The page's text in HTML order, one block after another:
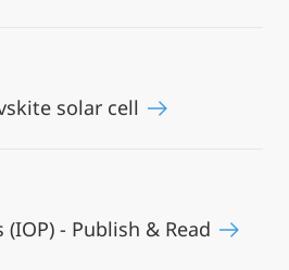
solar cell
- Publish & Read